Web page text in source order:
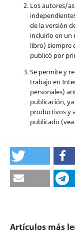
Los autores/
de la versión
incluirlo en un
libro) siempre
publicó por
Se permite y
trabajo en
personales)
publicación,
productivos y
publicado (vea
Artículos más